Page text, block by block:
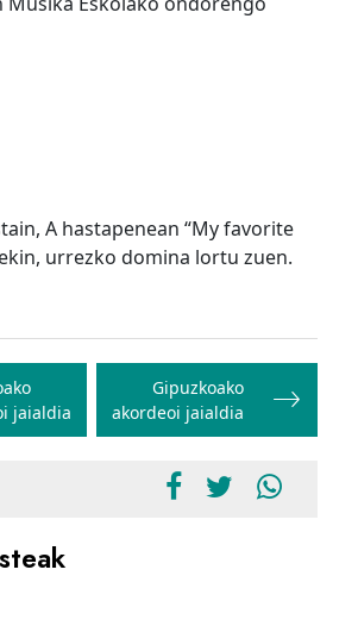
A hastapenean “My favorite
urrezko domina lortu zuen.
jaialdia
Gipuzkoako
akordeoi jaialdia